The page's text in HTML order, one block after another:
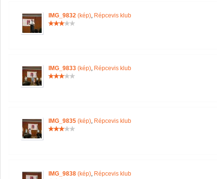
IMG_9832 (kép), Répcevis klub
IMG_9833 (kép), Répcevis klub
IMG_9835 (kép), Répcevis klub
IMG_9838 (kép), Répcevis klub